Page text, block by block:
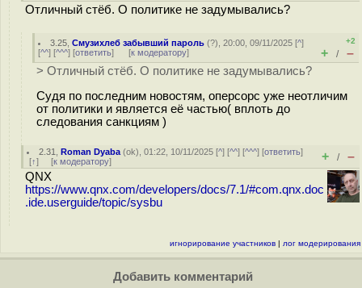
Отличный стёб. О политике не задумывались?
3.25 ,Смузихлеб забывший пароль (?), 20:00, 09/11/2025 [^]
[^^] [^^^] [ответить] [к модератору]
+2
+ / –
> Отличный стёб. О политике не задумывались?
Судя по последним новостям, оперсорс уже неотличим
от политики и является её частью( вплоть до
следования санкциям )
2.31 ,Roman Dyaba (ok), 01:22, 10/11/2025 [^] [^^] [^^^] [ответить]
[↑] [к модератору] + / –
QNX
https://www.qnx.com/developers/docs/7.1/#com.qnx.doc
.ide.userguide/topic/sysbu
игнорирование участников | лог модерирования
Добавить комментарий